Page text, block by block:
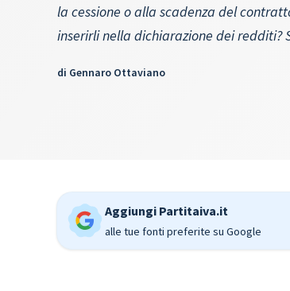
la cessione o alla scadenza del
inserirli nella dichiarazione dei redditi?
di Gennaro Ottaviano
Aggiungi Partitaiva.it
alle tue fonti preferite su Google